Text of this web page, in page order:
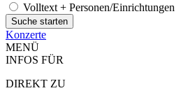
Volltext + Personen/Einrichtungen
Konzerte
MENÜ
INFOS FÜR
DIREKT ZU